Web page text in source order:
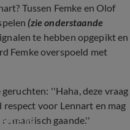
Tussen Femke en Olof
(zie onderstaande
te hebben opgepikt en
Femke overspoeld met
''Haha, deze vraag
voor Lennart en mag
romantisch gaande.''